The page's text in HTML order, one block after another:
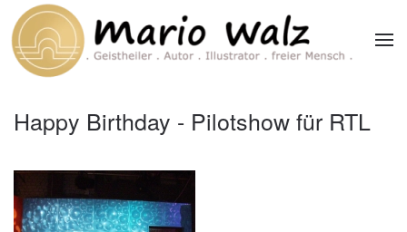
Zum Hauptinhalt springen
Happy Birthday - Pilotshow für RTL